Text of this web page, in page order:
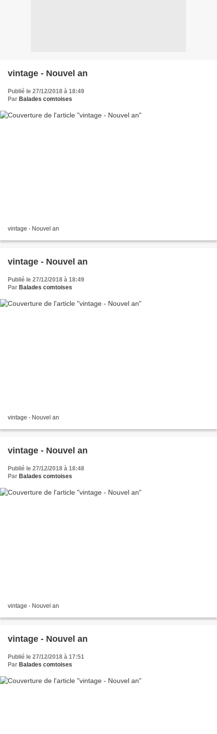
vintage - Nouvel an
Publié le 27/12/2018 à 18:49
Par Balades comtoises
vintage - Nouvel an
vintage - Nouvel an
Publié le 27/12/2018 à 18:49
Par Balades comtoises
vintage - Nouvel an
vintage - Nouvel an
Publié le 27/12/2018 à 18:48
Par Balades comtoises
vintage - Nouvel an
vintage - Nouvel an
Publié le 27/12/2018 à 17:51
Par Balades comtoises